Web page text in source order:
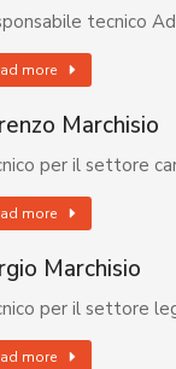
tecnico
more
Marchisio
per il settore
more
Marchisio
per il settore
more